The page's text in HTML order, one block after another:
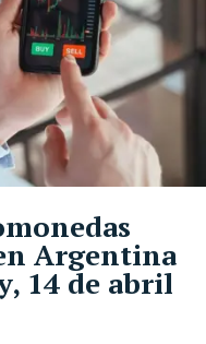
Argentina
14 de abril